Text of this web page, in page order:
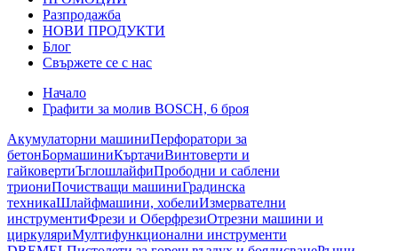
Разпродажба
НОВИ ПРОДУКТИ
Блог
Свържете се с нас
Начало
Графити за молив BOSCH, 6 броя
Акумулаторни машиниПерфоратори за
бетонБормашиниКъртачиВинтоверти и
гайковертиЪглошлайфиПрободни и саблени
триониПочистващи машиниГрадинска
техникаШлайфмашини, хобелиИзмервателни
инструментиФрези и ОберфрезиОтрезни машини и
циркуляриМултифункционални инструменти